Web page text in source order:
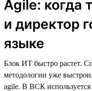
Agile: когда
и директор
языке
Блок ИТ быстро растет.
методологии уже
agile. В ВСК